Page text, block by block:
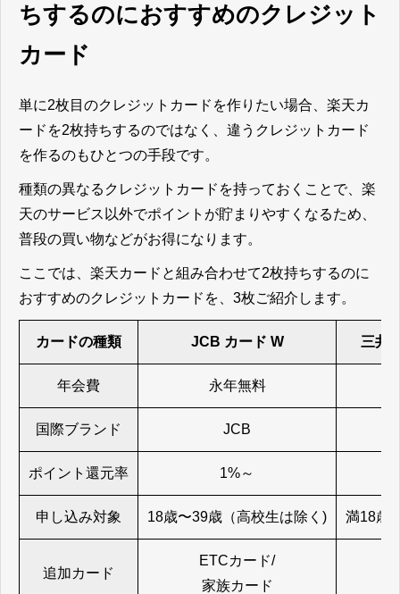
ちするのにおすすめのクレジット
カード
単に2枚目のクレジットカードを作りたい場合、楽天カ
ードを2枚持ちするのではなく、違うクレジットカード
を作るのもひとつの手段です。
種類の異なるクレジットカードを持っておくことで、楽
天のサービス以外でポイントが貯まりやすくなるため、
普段の買い物などがお得になります。
ここでは、楽天カードと組み合わせて2枚持ちするのに
おすすめのクレジットカードを、3枚ご紹介します。
カードの種類 JCB カード W 三井
年会費 永年無料
国際ブランド JCB
ポイント還元率 1%～
申し込み対象 18歳〜39歳（高校生は除く) 満18歳
追加カード
ETCカード/
家族カード